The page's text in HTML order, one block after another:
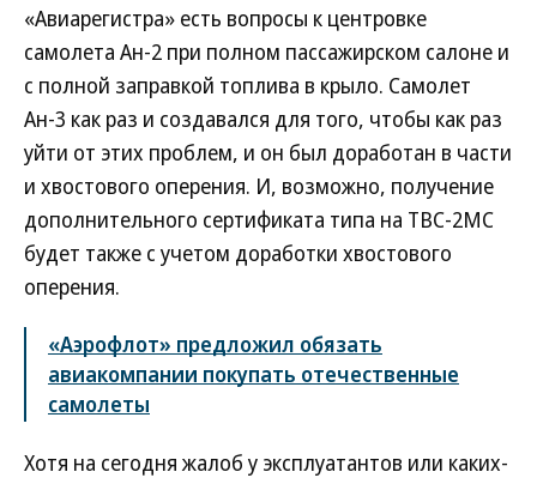
«Авиарегистра» есть вопросы к центровке
самолета Ан-2 при полном пассажирском салоне и
с полной заправкой топлива в крыло. Самолет
Ан-3 как раз и создавался для того, чтобы как раз
уйти от этих проблем, и он был доработан в части
и хвостового оперения. И, возможно, получение
дополнительного сертификата типа на ТВС-2МС
будет также с учетом доработки хвостового
оперения.
«Аэрофлот» предложил обязать
авиакомпании покупать отечественные
самолеты
Хотя на сегодня жалоб у эксплуатантов или каких-